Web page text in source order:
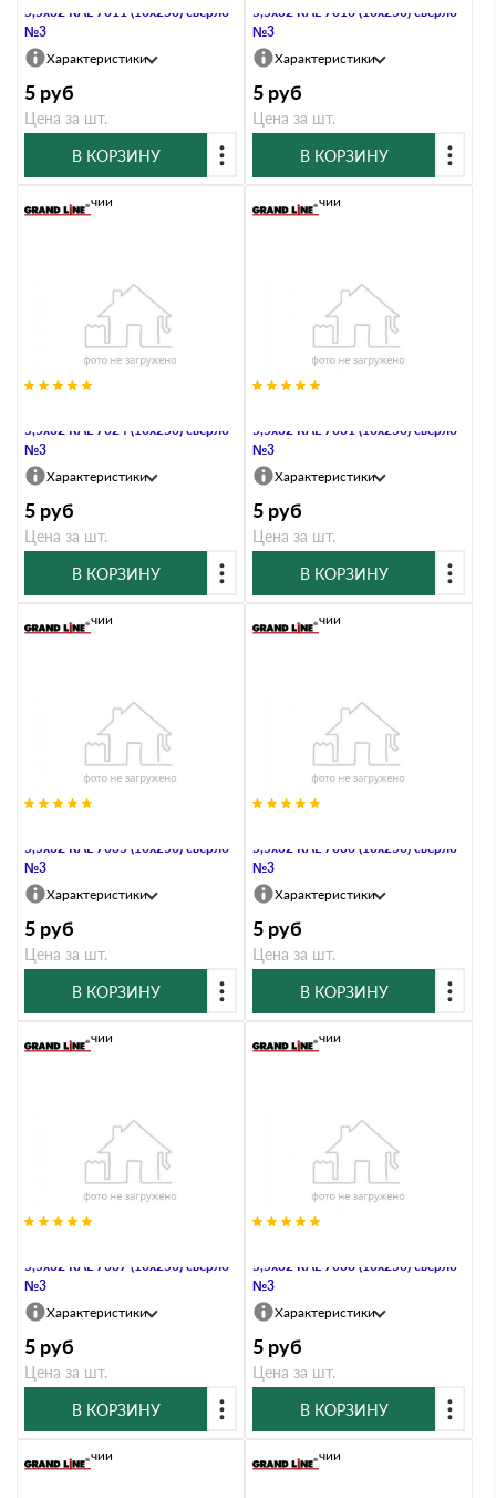
5,5х32 RAL 7011 (10х250) сверло
№3
Характеристики
5 руб
Цена за шт.
В КОРЗИНУ
5,5х32 RAL 7016 (10х250) сверло
№3
Характеристики
5 руб
Цена за шт.
В КОРЗИНУ
5,5х32 RAL 7024 (10х250) сверло
№3
В наличии
Характеристики
5 руб
Цена за шт.
В КОРЗИНУ
5,5х32 RAL 7031 (10х250) сверло
№3
В наличии
Характеристики
5 руб
Цена за шт.
В КОРЗИНУ
5,5х32 RAL 7035 (10х250) сверло
№3
В наличии
Характеристики
5 руб
Цена за шт.
В КОРЗИНУ
5,5х32 RAL 7036 (10х250) сверло
№3
В наличии
Характеристики
5 руб
Цена за шт.
В КОРЗИНУ
5,5х32 RAL 7037 (10х250) сверло
№3
В наличии
Характеристики
5 руб
Цена за шт.
В КОРЗИНУ
5,5х32 RAL 7038 (10х250) сверло
№3
В наличии
Характеристики
5 руб
Цена за шт.
В КОРЗИНУ
В наличии В наличии